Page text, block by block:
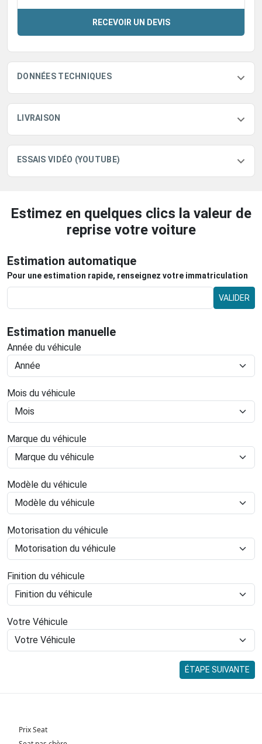
RECEVOIR UN DEVIS
DONNÉES TECHNIQUES
LIVRAISON
ESSAIS VIDÉO (YOUTUBE)
Estimez en quelques clics la valeur de
reprise votre voiture
Estimation automatique
Pour une estimation rapide, renseignez votre immatriculation
VALIDER
Estimation manuelle
Année du véhicule
Mois du véhicule
Marque du véhicule
Modèle du véhicule
Motorisation du véhicule
Finition du véhicule
Votre Véhicule
ÉTAPE SUIVANTE
Prix Seat